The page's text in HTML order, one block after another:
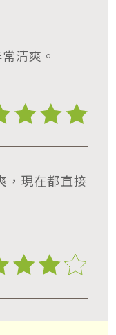
清爽。
，現在都直接